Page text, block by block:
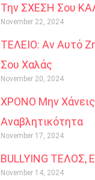
Την ΣΧΕΣΗ Σου
November 22, 2024
ΤΕΛΕΙΟ: Αν Αυτό
Σου Χαλάς
November 20, 2024
ΧΡΟΝΟ Μην
Αναβλητικότητα
November 17, 2024
BULLYING ΤΕΛΟΣ,
November 14, 2024